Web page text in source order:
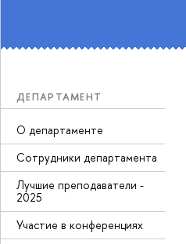
ДЕПАРТАМЕНТ
О департаменте
Сотрудники департамента
Лучшие преподаватели -
2025
Участие в конференциях